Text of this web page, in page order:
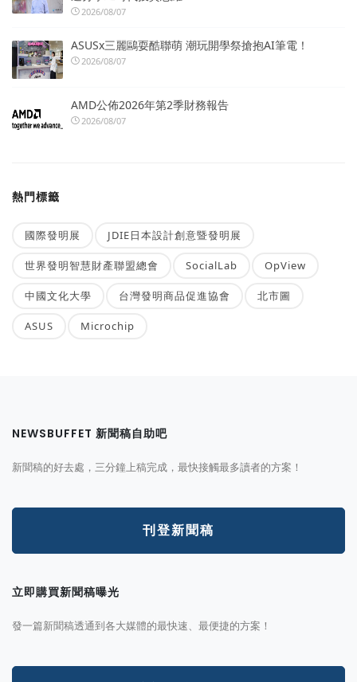
2026/08/07
ASUSx三麗鷗耍酷聯萌 潮玩開學祭搶抱AI筆電！
2026/08/07
AMD公佈2026年第2季財務報告
2026/08/07
熱門標籤
國際發明展 JDIE日本設計創意暨發明展
世界發明智慧財產聯盟總會 SocialLab OpView
中國文化大學 台灣發明商品促進協會 北市圖
ASUS Microchip
NEWSBUFFET 新聞稿自助吧
新聞稿的好去處，三分鐘上稿完成，最快接觸最多讀者的方案！
刊登新聞稿
立即購買新聞稿曝光
發一篇新聞稿透通到各大媒體的最快速、最便捷的方案！